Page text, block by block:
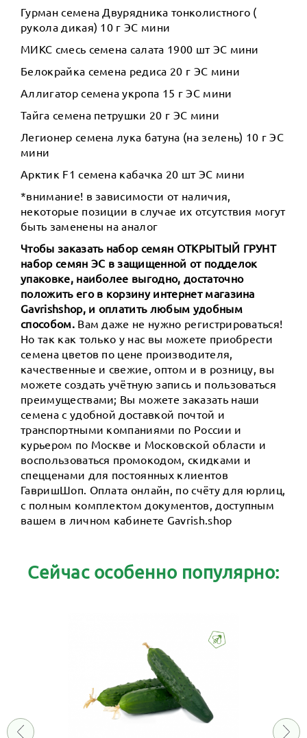
Гурман семена Двурядника тонколистного (
рукола дикая) 10 г ЭС мини
МИКС смесь семена салата 1900 шт ЭС мини
Белокрайка семена редиса 20 г ЭС мини
Аллигатор семена укропа 15 г ЭС мини
Тайга семена петрушки 20 г ЭС мини
Легионер семена лука батуна (на зелень) 10 г ЭС
мини
Арктик F1 семена кабачка 20 шт ЭС мини
*внимание! в зависимости от наличия,
некоторые позиции в случае их отсутствия могут
быть заменены на аналог
Чтобы заказать набор семян ОТКРЫТЫЙ ГРУНТ
набор семян ЭС в защищенной от подделок
упаковке, наиболее выгодно, достаточно
положить его в корзину интернет магазина
Gavrishshop, и оплатить любым удобным
способом.Вам даже не нужно регистрироваться!
Но так как только у нас вы можете приобрести
семена цветов по цене производителя,
качественные и свежие, оптом и в розницу, вы
можете создать учётную запись и пользоваться
преимуществами; Вы можете заказать наши
семена с удобной доставкой почтой и
транспортными компаниями по России и
курьером по Москве и Московской области и
воспользоваться промокодом, скидками и
спецценами для постоянных клиентов
ГавришШоп. Оплата онлайн, по счёту для юрлиц,
с полным комплектом документов, доступным
вашем в личном кабинете Gavrish.shop
Сейчас особенно популярно: